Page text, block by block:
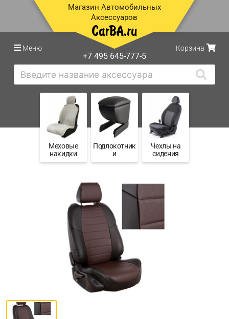
Магазин Автомобильных
Аксессуаров
Меню
+7 495 645-777-5
Корзина
Меховые
накидки
Подлокотник
и
Чехлы на
сидения